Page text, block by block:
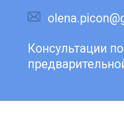
Консультации по